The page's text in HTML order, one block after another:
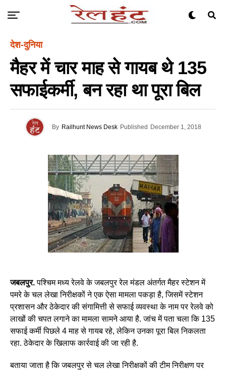
देश-दुनिया
मैहर में चार माह से गायब थे 135
सफाईकर्मी, बन रहा था पूरा बिल
By Railhunt News Desk Published December 1, 2018
जबलपुर.पश्चिम मध्य रेलवे के जबलपुर रेल मंडल अंतर्गत मैहर स्टेशन में
पमरे के चल लेखा निरीक्षकों ने एक ऐसा मामला पकड़ा है, जिसमें स्टेशन
प्रशासन और ठेकेदार की संगामित्ती से सफाई व्यवस्था के नाम पर रेलवे को
लाखों की चपत लगाने का मामला सामने आया है. जांच में पता चला कि 135
सफाई कर्मी पिछले 4 माह से गायब रहे, लेकिन उनका पूरा बिल निकलता
रहा. ठेकेदार के खिलाफ कार्रवाई की जा रही है.
बताया जाता है कि जबलपुर से चल लेखा निरीक्षकों की टीम निरीक्षण पर